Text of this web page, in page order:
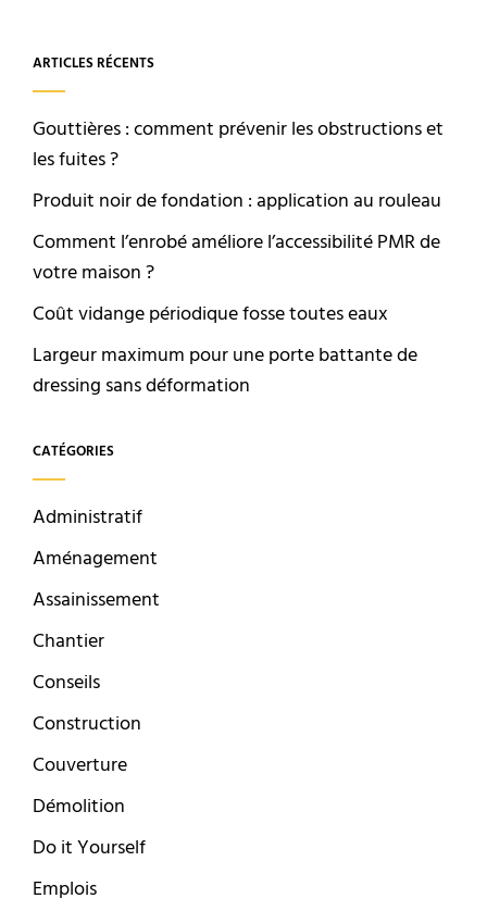
ARTICLES RÉCENTS
Gouttières : comment prévenir les obstructions et
les fuites ?
Produit noir de fondation : application au rouleau
Comment l’enrobé améliore l’accessibilité PMR de
votre maison ?
Coût vidange périodique fosse toutes eaux
Largeur maximum pour une porte battante de
dressing sans déformation
CATÉGORIES
Administratif
Aménagement
Assainissement
Chantier
Conseils
Construction
Couverture
Démolition
Do it Yourself
Emplois